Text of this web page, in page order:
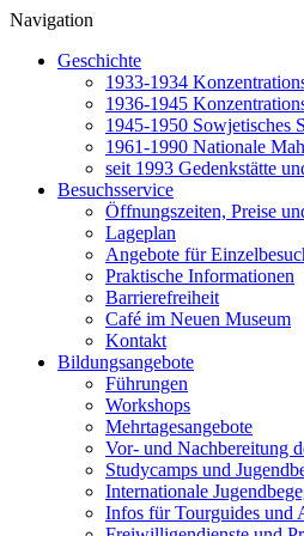
Navigation
Geschichte
1933-1934
1936-1945
1945-1950 Sowjetisches
1961-1990 Nationale
seit 1993 Gedenkstätte
Besuchsservice
Öffnungszeiten, Preise
Lageplan
Angebote für
Praktische Informationen
Barrierefreiheit
Café im Neuen Museum
Kontakt
Bildungsangebote
Führungen
Workshops
Mehrtagesangebote
Vor- und Nachbereitung
Studycamps und
Internationale
Infos für Tourguides und